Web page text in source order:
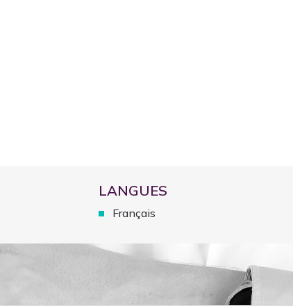
LANGUES
Français
Montreux est en pause estivale
reste ouvert pendant cette